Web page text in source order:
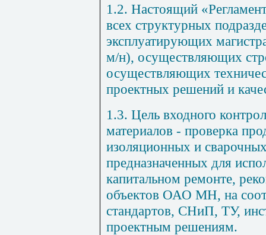
1.2. Настоящий
всех структурных
эксплуатирующих
м/н), осуществляющих
осуществляющих
проектных решений и
1.3. Цель входного
материалов - проверка
изоляционных и
предназначенных для
капитальном ремонте,
объектов ОАО МН, на
стандартов, СНиП, ТУ,
проектным решениям.